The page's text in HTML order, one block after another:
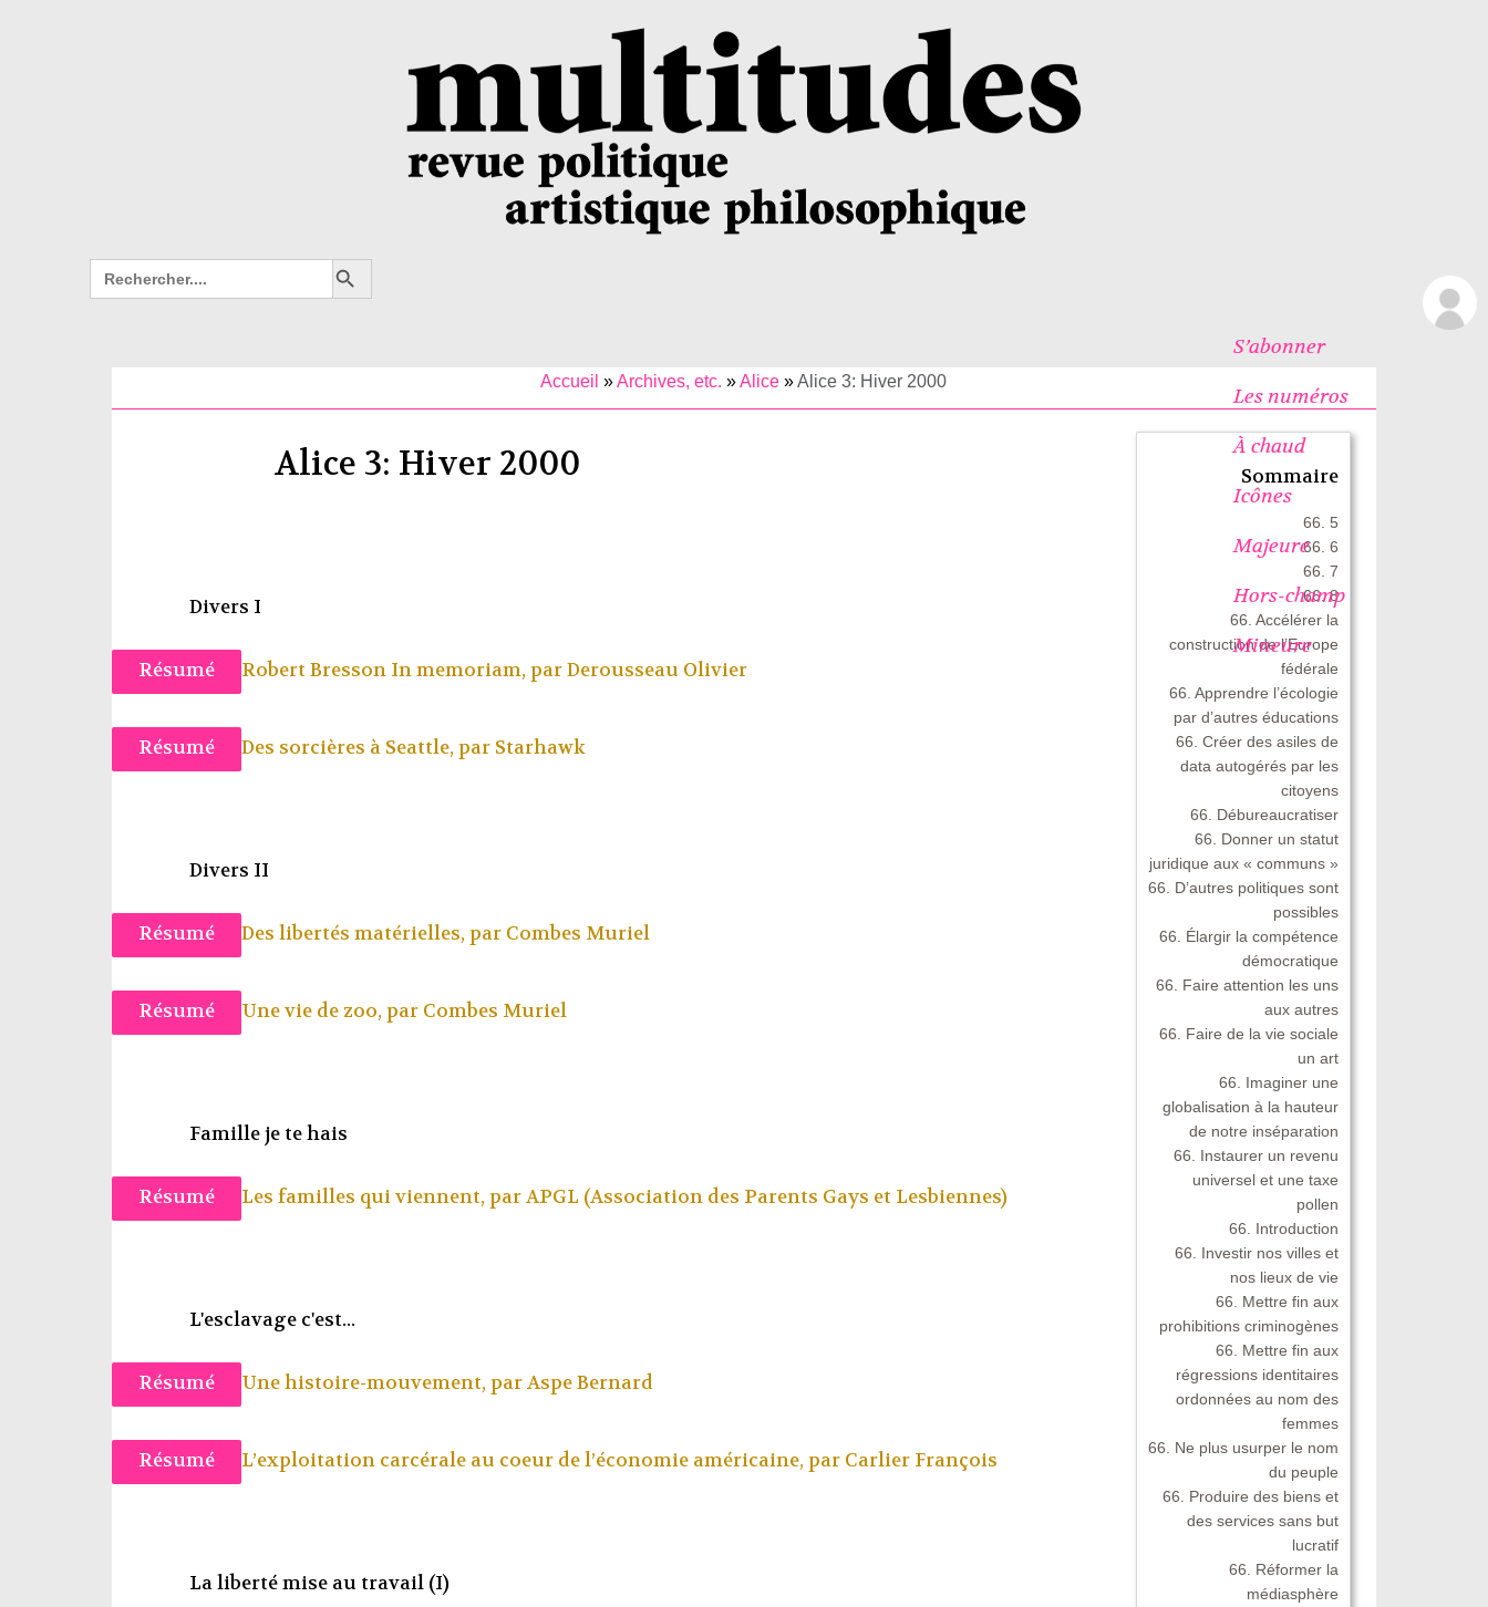
Search
for:
Search Button
S’abonner
Les numéros
À chaud
Icônes
Majeure
Hors-champ
Mineure
Accueil »Archives, etc. »Alice »Alice 3: Hiver 2000
Alice 3: Hiver 2000 Sommaire
66. 5
66. 6
66. 7
66. 8
66. Accélérer la
construction de l’Europe
fédérale
66. Apprendre l’écologie
par d’autres éducations
66. Créer des asiles de
data autogérés par les
citoyens
66. Débureaucratiser
66. Donner un statut
juridique aux « communs »
66. D’autres politiques sont
possibles
66. Élargir la compétence
démocratique
66. Faire attention les uns
aux autres
66. Faire de la vie sociale
un art
66. Imaginer une
globalisation à la hauteur
de notre inséparation
66. Instaurer un revenu
universel et une taxe
pollen
66. Introduction
66. Investir nos villes et
nos lieux de vie
66. Mettre fin aux
prohibitions criminogènes
66. Mettre fin aux
régressions identitaires
ordonnées au nom des
femmes
66. Ne plus usurper le nom
du peuple
66. Produire des biens et
des services sans but
lucratif
66. Réformer la
médiasphère
Divers I
Résumé Robert Bresson In memoriam, parDerousseau Olivier
Résumé Des sorcières à Seattle, par Starhawk
Divers II
Résumé Des libertés matérielles, par Combes Muriel
Résumé Une vie de zoo, par Combes Muriel
Famille je te hais
Résumé Les familles qui viennent, parAPGL (Association des Parents Gays et Lesbiennes)
L'esclavage c'est...
Résumé Une histoire-mouvement, parAspe Bernard
Résumé L’exploitation carcérale au coeur de l’économie américaine, par Carlier François
La liberté mise au travail (I)